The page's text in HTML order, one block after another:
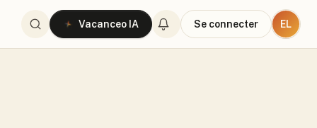
Vacanceo IA Se connecter EL